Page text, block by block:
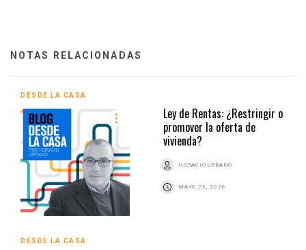
NOTAS RELACIONADAS
DESDE LA CASA
Ley de Rentas: ¿Restringir o
promover la oferta de
vivienda?
HORACIO URBANO
MAYO 25, 2026
DESDE LA CASA